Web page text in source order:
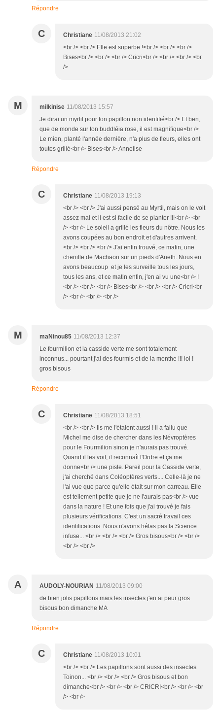
Répondre
C Christiane 11/08/2013 21:02
<br /> <br /> Elle est superbe !<br /> <br /> <br />
Bises<br /> <br /> <br /> Cricri<br /> <br /> <br /> <br
/>
M milkinise 11/08/2013 15:57
Je dirai un myrtil pour ton papillon non identifié<br /> Et ben,
que de monde sur ton buddléia rose, il est magnifique<br />
Le mien, planté l'année dernière, n'a plus de fleurs, elles ont
toutes grillé<br /> Bises<br /> Annelise
Répondre
C Christiane 11/08/2013 19:13
<br /> <br /> J'ai aussi pensé au Myrtil, mais on le voit
assez mal et il est si facile de se planter !!!<br /> <br
/> <br /> Le soleil a grillé les fleurs du nôtre. Nous les
avons coupées au bon endroit et d'autres arrivent.
<br /> <br /> <br /> J'ai enfin trouvé, ce matin, une
chenille de Machaon sur un pieds d'Aneth. Nous en
avons beaucoup et je les surveille tous les jours,
tous les ans, et ce matin enfin, j'en ai vu une<br /> !
<br /> <br /> <br /> Bises<br /> <br /> <br /> Cricri<br
/> <br /> <br /> <br />
M maNinou85 11/08/2013 12:37
Le fourmilion et la casside verte me sont totalement
inconnus... pourtant j'ai des fourmis et de la menthe !!! lol !
gros bisous
Répondre
C Christiane 11/08/2013 18:51
<br /> <br /> Ils me l'étaient aussi ! Il a fallu que
Michel me dise de chercher dans les Névroptères
pour le Fourmilion sinon je n'aurais pas trouvé.
Quand il les voit, il reconnaît l'Ordre et ça me
donne<br /> une piste. Pareil pour la Casside verte,
j'ai cherché dans Coléoptères verts.... Celle-là je ne
l'ai vue que parce qu'elle était sur mon carreau. Elle
est tellement petite que je ne l'aurais pas<br /> vue
dans la nature ! Et une fois que j'ai trouvé je fais
plusieurs vérifications. C'est un sacré travail ces
identifications. Nous n'avons hélas pas la Science
infuse... <br /> <br /> <br /> Gros bisous<br /> <br />
<br /> <br />
A AUDOLY-NOURIAN 11/08/2013 09:00
de bien jolis papillons mais les insectes j'en ai peur gros
bisous bon dimanche MA
Répondre
C Christiane 11/08/2013 10:01
<br /> <br /> Les papillons sont aussi des insectes
Toinon... <br /> <br /> <br /> Gros bisous et bon
dimanche<br /> <br /> <br /> CRICRI<br /> <br /> <br
/> <br />